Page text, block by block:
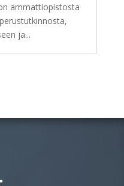
ammattiopistosta
ja...